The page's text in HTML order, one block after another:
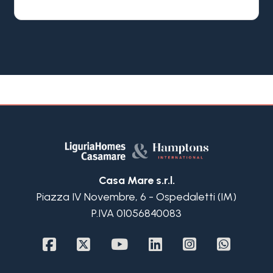
la proprietà esprime tutto il fascino della Riviera
Ligure. Lo stile rustico provenzale, gli ambienti
ricchi di carattere e la posizione dominante con
soluzione di grande pregio, ideale sia come
residenza esclusiva sia come investimento di
La villa è stata progettata per garantire un elevato
Casa Mare s.r.l.
Piazza IV Novembre, 6 - Ospedaletti (IM)
P.IVA 01056840083